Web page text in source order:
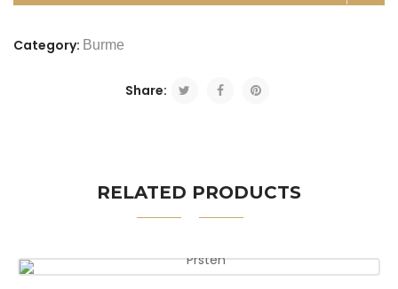
Category: Burme
Share:
RELATED PRODUCTS